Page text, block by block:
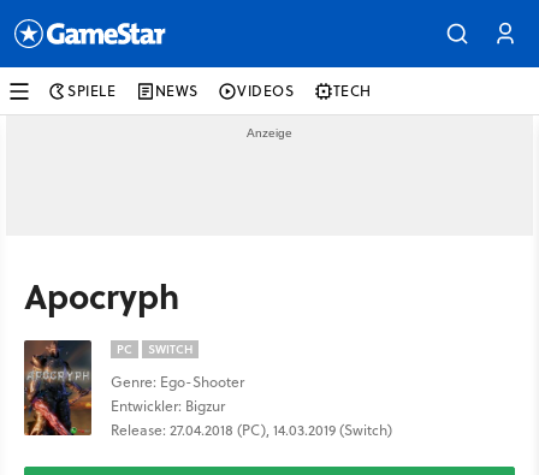
SPIELE NEWS VIDEOS TECH
Apocryph
PC SWITCH
Genre: Ego-Shooter
Entwickler: Bigzur
Release: 27.04.2018 (PC), 14.03.2019 (Switch)